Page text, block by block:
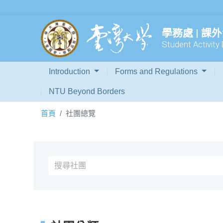
學務處 | 課
Student Activity
Introduction Forms and Regulations
NTU Beyond Borders
首頁 社團總覽